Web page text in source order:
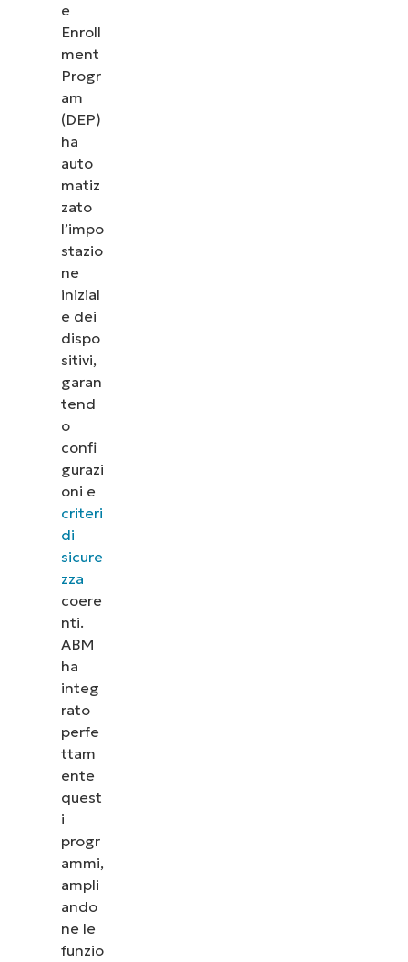
e
Enroll
ment
Progr
am
(DEP)
ha
auto
matiz
zato
l’impo
stazio
ne
inizial
e dei
dispo
sitivi,
garan
tend
o
confi
gurazi
oni e
criteri
di
sicure
zza
coere
nti.
ABM
ha
integ
rato
perfe
ttam
ente
quest
i
progr
ammi,
ampli
ando
ne le
funzio